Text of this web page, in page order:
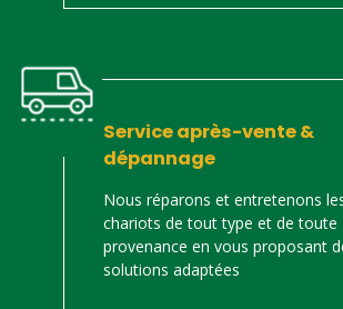
Service après-vente &
dépannage
Nous réparons et entretenons
chariots de tout type et de toute
provenance en vous proposant
solutions adaptées